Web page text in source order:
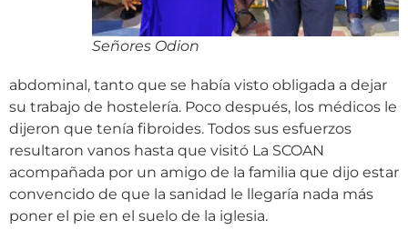
Señores Odion
abdominal, tanto que se había visto obligada a dejar
su trabajo de hostelería. Poco después, los médicos le
dijeron que tenía fibroides. Todos sus esfuerzos
resultaron vanos hasta que visitó La SCOAN
acompañada por un amigo de la familia que dijo estar
convencido de que la sanidad le llegaría nada más
poner el pie en el suelo de la iglesia.